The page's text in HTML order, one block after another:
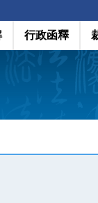
行政函釋